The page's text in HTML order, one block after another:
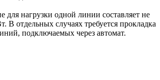
для нагрузки одной линии составляет не
В отдельных случаях требуется прокладка
подключаемых через автомат.